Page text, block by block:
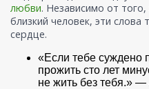
любви. Независимо от
близкий человек, эти слова
сердце.
«Если тебе суждено
прожить сто лет
не жить без тебя.»